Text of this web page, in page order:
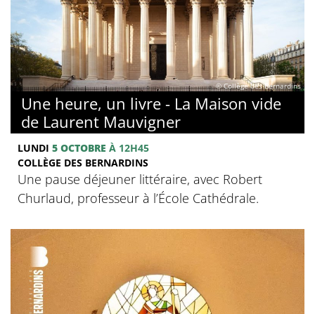
© Collège des Bernardins
Une heure, un livre - La Maison vide
de Laurent Mauvigner
LUNDI 5 OCTOBRE À 12H45
COLLÈGE DES BERNARDINS
Une pause déjeuner littéraire, avec Robert
Churlaud, professeur à l’École Cathédrale.